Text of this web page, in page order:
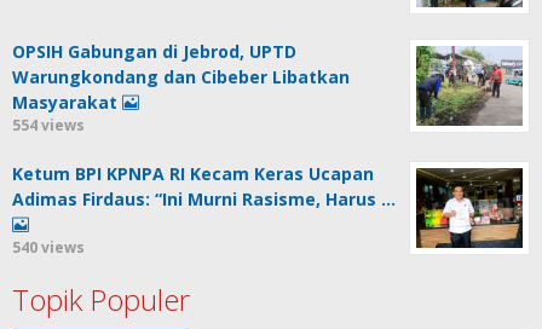
OPSIH Gabungan di Jebrod, UPTD
Warungkondang dan Cibeber Libatkan
Masyarakat
554 views
Ketum BPI KPNPA RI Kecam Keras Ucapan
Adimas Firdaus: “Ini Murni Rasisme, Harus …
540 views
Topik Populer